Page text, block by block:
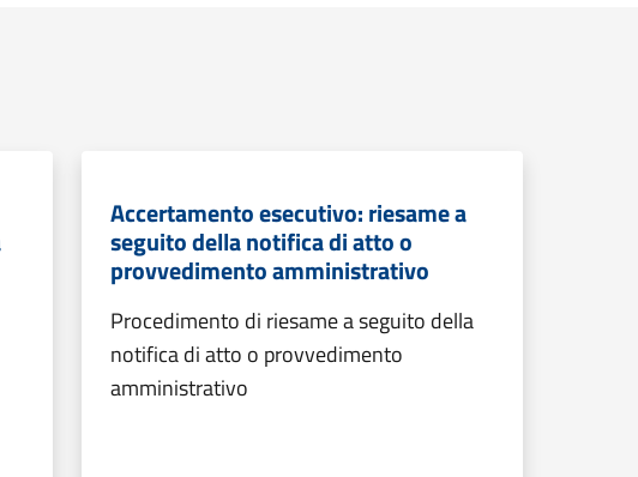
Accertamento esecutivo: riesame a
seguito della notifica di atto o
provvedimento amministrativo
Procedimento di riesame a seguito della
notifica di atto o provvedimento
amministrativo